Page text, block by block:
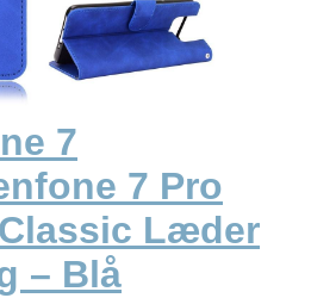
7
7 Pro
Læder
– Blå